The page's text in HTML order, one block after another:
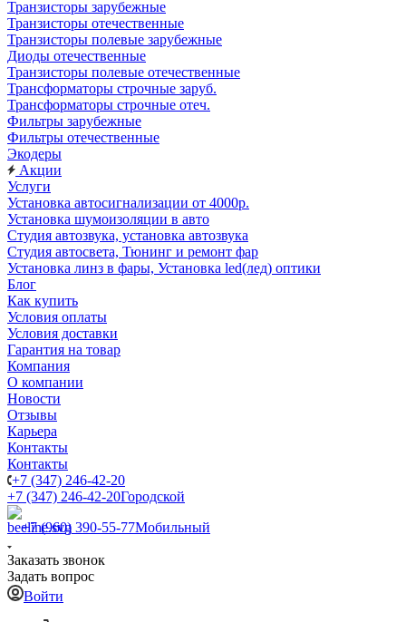
Транзисторы зарубежные
Транзисторы отечественные
Транзисторы полевые зарубежные
Диоды отечественные
Транзисторы полевые отечественные
Трансформаторы строчные заруб.
Трансформаторы строчные отеч.
Фильтры зарубежные
Фильтры отечественные
Экодеры
Акции
Услуги
Установка автосигнализации от 4000р.
Установка шумоизоляции в авто
Студия автозвука, установка автозвука
Студия автосвета, Тюнинг и ремонт фар
Установка линз в фары, Установка led(лед) оптики
Блог
Как купить
Условия оплаты
Условия доставки
Гарантия на товар
Компания
О компании
Новости
Отзывы
Карьера
Контакты
Контакты
+7 (347) 246-42-20
+7 (347) 246-42-20Городской
+7 (960) 390-55-77Мобильный
Заказать звонок
Задать вопрос
Войти